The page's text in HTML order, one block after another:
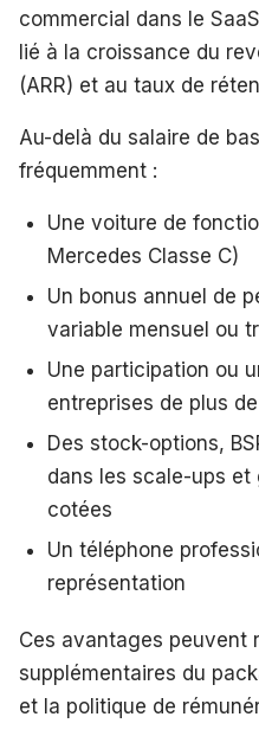
commercial dans le
lié à la croissance du
(ARR) et au taux de
Au-delà du salaire de
fréquemment :
Une voiture de
Mercedes Classe C)
Un bonus annuel de
variable mensuel ou
Une participation ou
entreprises de plus
Des stock-options,
dans les scale-ups et
cotées
Un téléphone
représentation
Ces avantages peuvent
supplémentaires du
et la politique de